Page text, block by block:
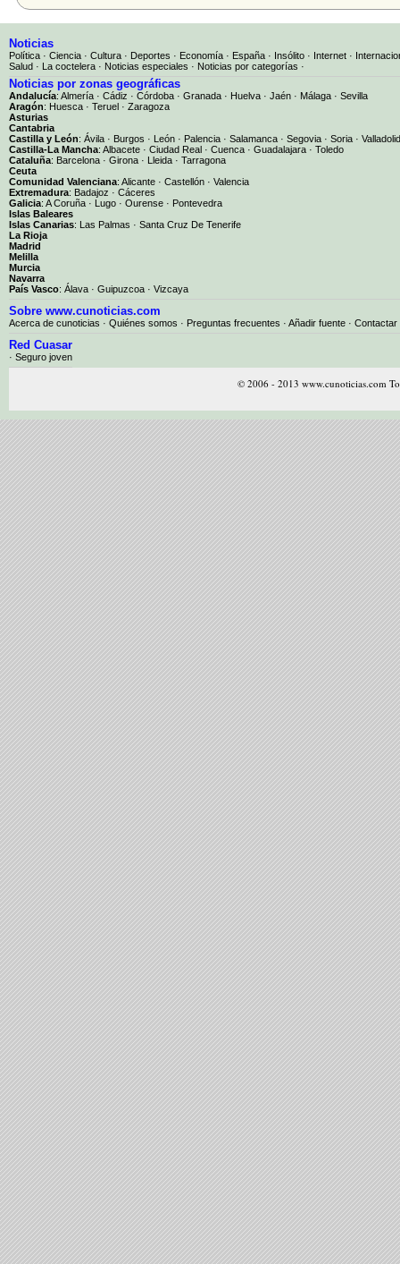
Noticias
Política · Ciencia · Cultura · Deportes · Economía · España · Insólito · Internet ·
Salud · La coctelera · Noticias especiales · Noticias por categorías ·
Noticias por zonas geográficas
Andalucía: Almería · Cádiz · Córdoba · Granada · Huelva · Jaén · Málaga · Sevilla
Aragón: Huesca · Teruel · Zaragoza
Asturias
Cantabria
Castilla y León: Ávila · Burgos · León · Palencia · Salamanca · Segovia · Soria · Valladolid
Castilla-La Mancha: Albacete · Ciudad Real · Cuenca · Guadalajara · Toledo
Cataluña: Barcelona · Girona · Lleida · Tarragona
Ceuta
Comunidad Valenciana: Alicante · Castellón · Valencia
Extremadura: Badajoz · Cáceres
Galicia: A Coruña · Lugo · Ourense · Pontevedra
Islas Baleares
Islas Canarias: Las Palmas · Santa Cruz De Tenerife
La Rioja
Madrid
Melilla
Murcia
Navarra
País Vasco: Álava · Guipuzcoa · Vizcaya
Sobre www.cunoticias.com
Acerca de cunoticias · Quiénes somos · Preguntas frecuentes · Añadir fuente · Contactar
Red Cuasar
· Seguro joven
© 2006 - 2013 www.cunoticias.com